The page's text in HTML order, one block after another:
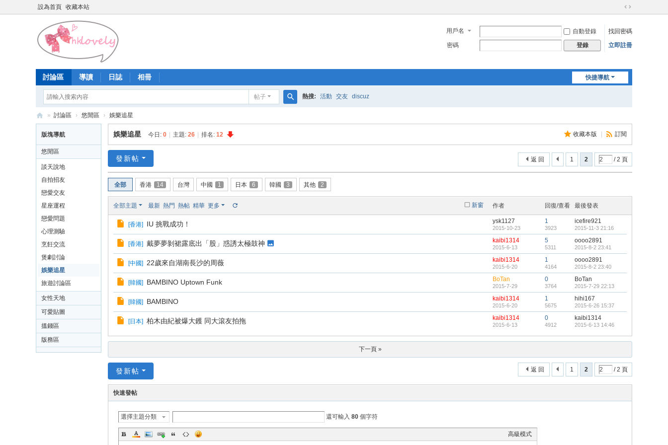
設為首頁 收藏本站
切
到
寬
用戶名 自動登錄
找回密碼
密碼
登錄 立即註冊
快捷導航
討論區 導讀 日誌 相冊
帖子
索
熱搜: 活動 交友 discuz
港
少
壇
» 討論區 › 悠閒區 › 娛樂追星
版塊導航
悠閒區
談天說地
自拍招友
戀愛交友
星座運程
戀愛問題
心理測驗
烹飪交流
煲劇討論
娛樂追星
旅遊討論區
女性天地
可愛貼圖
搵錢區
版務區
收藏本版 訂閱
娛樂追星 今日: 0 主題: 26 排名: 12
1 2 / 2 頁
返 回
發新帖
全部 香港 14 台灣 中國 1 日本 6 韓國 3 其他 2
新窗
全部主題 最新 熱門 熱帖 精華 更多 作者 回復/查看 最後發表
[香港] IU 挑戰成功！ ysk1127
2015-10-23
1
3923
icefire921
2015-11-3 21:16
[香港] 戴夢夢剝裙露底出「股」惑誘太極鼓神 kaibi1314
2015-6-13
5
5311
oooo2891
2015-8-2 23:41
[中國] 22歲來自湖南長沙的周薇 kaibi1314
2015-6-20
1
4164
oooo2891
2015-8-2 23:40
[韓國] BAMBINO Uptown Funk BoTan
2015-7-29
0
3764
BoTan
2015-7-29 22:13
[韓國] BAMBINO kaibi1314
2015-6-20
1
5675
hihi167
2015-6-26 15:37
[日本] 柏木由紀被爆大鑊 同大滾友拍拖 kaibi1314
2015-6-13
0
4912
kaibi1314
2015-6-13 14:46
下一頁 »
1 2 / 2 頁
返 回
發新帖
快速發帖
選擇主題分類 還可輸入 80 個字符
高級模式